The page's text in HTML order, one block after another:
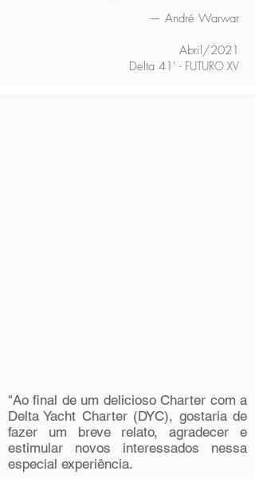
— André Warwar
Abril/2021
Delta 41' - FUTURO XV
"Ao final de um delicioso Charter com a
Delta Yacht Charter (DYC), gostaria de
fazer um breve relato, agradecer e
estimular novos interessados nessa
especial experiência.